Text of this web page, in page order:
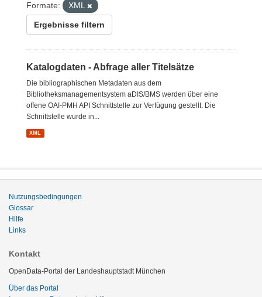
Formate:
XML
Ergebnisse filtern
Katalogdaten - Abfrage aller Titelsätze
Die bibliographischen Metadaten aus dem
Bibliotheksmanagementsystem aDIS/BMS werden über eine
offene OAI-PMH API Schnittstelle zur Verfügung gestellt. Die
Schnittstelle wurde in...
XML
Nutzungsbedingungen
Glossar
Hilfe
Links
Kontakt
OpenData-Portal der Landeshauptstadt München
Über das Portal